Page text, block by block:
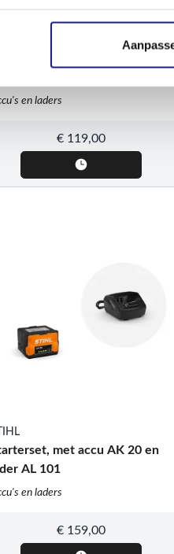
en laders
€119,00
met accu AK 20 en
AL 101
en laders
€159,00